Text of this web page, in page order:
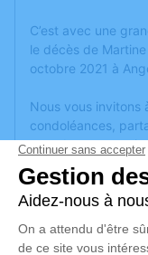
C’est avec une
le décès de
octobre 2021 à
Nous vous invitons
condoléances,
anecdote ou
ou des textes. Cet
honorer la mémoire
Un service de